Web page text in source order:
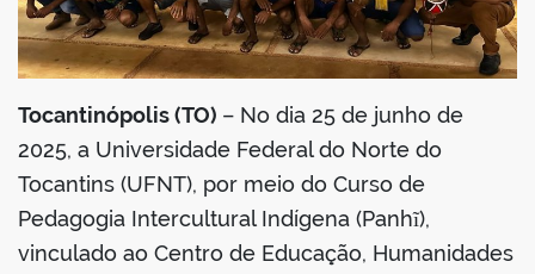
Tocantinópolis (TO) – No dia 25 de junho de
2025, a Universidade Federal do Norte do
Tocantins (UFNT), por meio do Curso de
Pedagogia Intercultural Indígena (Panhĩ),
vinculado ao Centro de Educação, Humanidades